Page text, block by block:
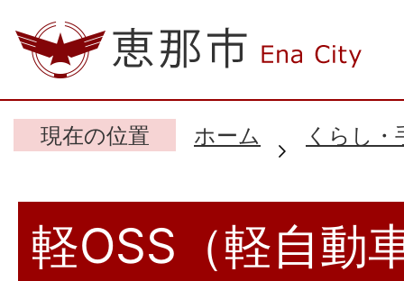
現在の位置 ホーム くらし・
軽OSS（軽自動